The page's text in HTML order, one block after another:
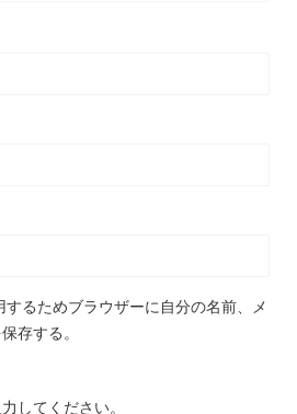
するためブラウザーに自分の名前、メ
存する。
してください。